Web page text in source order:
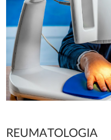
REUMATOLOGIA